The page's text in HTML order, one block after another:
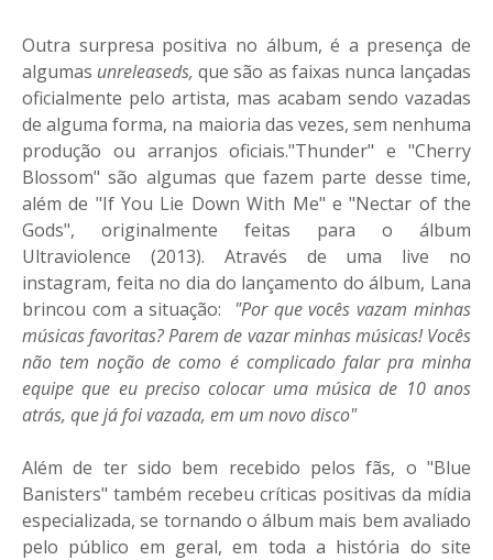
Outra surpresa positiva no álbum, é a presença de
algumas unreleaseds,que são as faixas nunca lançadas
oficialmente pelo artista, mas acabam sendo vazadas
de alguma forma, na maioria das vezes, sem nenhuma
produção ou arranjos oficiais."Thunder" e "Cherry
Blossom" são algumas que fazem parte desse time,
além de "If You Lie Down With Me" e "Nectar of the
Gods", originalmente feitas para o álbum
Ultraviolence (2013). Através de uma live no
instagram, feita no dia do lançamento do álbum, Lana
brincou com a situação: "Por que vocês vazam minhas
músicas favoritas? Parem de vazar minhas músicas! Vocês
não tem noção de como é complicado falar pra minha
equipe que eu preciso colocar uma música de 10 anos
atrás, que já foi vazada, em um novo disco"
Além de ter sido bem recebido pelos fãs, o "Blue
Banisters" também recebeu críticas positivas da mídia
especializada, se tornando o álbum mais bem avaliado
pelo público em geral, em toda a história do site